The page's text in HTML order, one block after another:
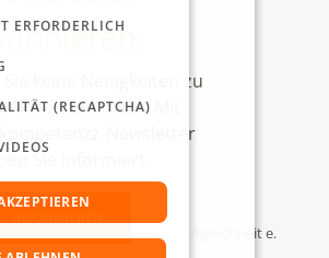
Technik-Diversity-Chancengleichheit e.
Sie keine Neuigkeiten zu
Aktivitäten mehr! Mit
kompetenzz-Newsletter
Sie informiert.
ERFORDERLICH
(RECAPTCHA)